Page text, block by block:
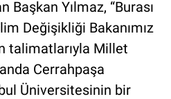
Başkan Yılmaz, “Burası
Değişikliği Bakanımız
talimatlarıyla Millet
Cerrahpaşa
Üniversitesinin bir